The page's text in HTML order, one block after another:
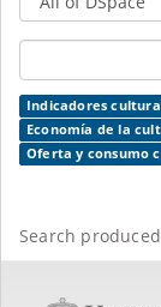
Indicadores
Economía de la
Oferta y consumo
Search